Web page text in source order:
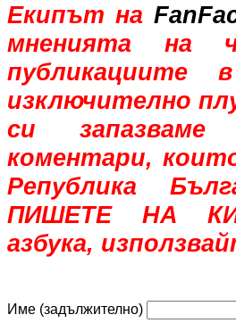
Екипът на
мненията на
изключително
си
коментари,
Република
ПИШЕТЕ НА
азбука,
Име (задължително)